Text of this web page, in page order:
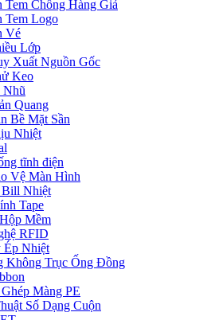
Tem Chống Hàng Giả
Tem Logo
Vé
Lớp
Xuất Nguồn Gốc
Keo
Nhũ
Quang
Bề Mặt Sần
Nhiệt
tĩnh điện
Vệ Màn Hình
Nhiệt
Tape
Mềm
RFID
Nhiệt
Không Trục Ống Đồng
Màng PE
Số Dạng Cuộn